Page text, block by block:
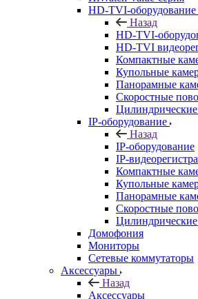
HD-TVI-оборудование
Назад
HD-TVI-
HD-TVI
Компактные
Купольные
Панорамные
Скоростные
IP-оборудование
Назад
IP-оборудование
IP-
Компактные
Купольные
Панорамные
Скоростные
Домофония
Мониторы
Сетевые коммутаторы
Аксессуары
Назад
Аксессуары